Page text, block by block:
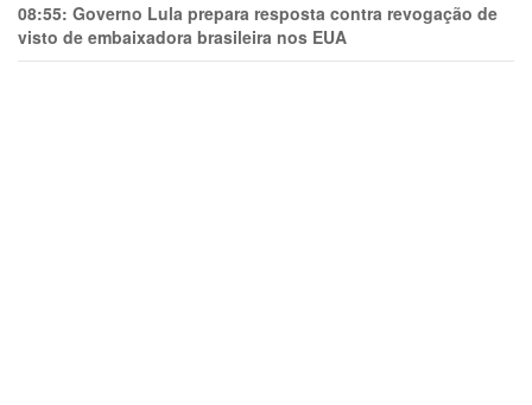
08:55: Governo Lula prepara resposta contra revogação de
visto de embaixadora brasileira nos EUA